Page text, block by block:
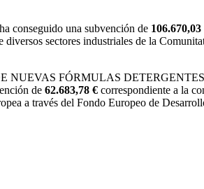
conseguido una subvención de 106.670,03
sectores industriales de la
NUEVAS FÓRMULAS
de 62.683,78 € correspondiente a la
a través del Fondo Europeo de